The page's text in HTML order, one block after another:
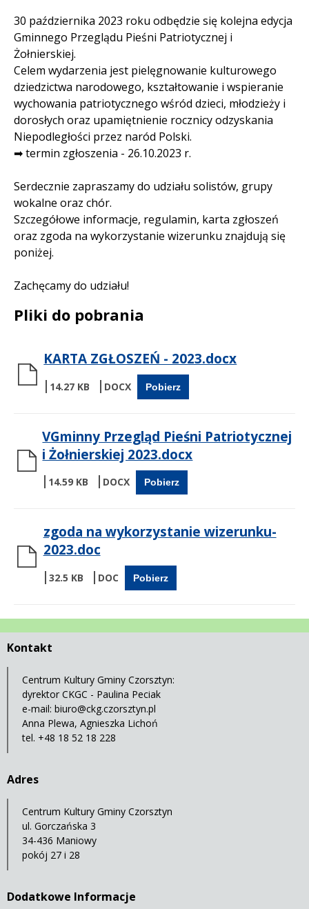
Treść
30 października 2023 roku odbędzie się kolejna edycja
Gminnego Przeglądu Pieśni Patriotycznej i
Żołnierskiej.
Celem wydarzenia jest pielęgnowanie kulturowego
dziedzictwa narodowego, kształtowanie i wspieranie
wychowania patriotycznego wśród dzieci, młodzieży i
dorosłych oraz upamiętnienie rocznicy odzyskania
Niepodległości przez naród Polski.
➡ termin zgłoszenia - 26.10.2023 r.
Serdecznie zapraszamy do udziału solistów, grupy
wokalne oraz chór.
Szczegółowe informacje, regulamin, karta zgłoszeń
oraz zgoda na wykorzystanie wizerunku znajdują się
poniżej.
Zachęcamy do udziału!
Pliki do pobrania
KARTA ZGŁOSZEŃ - 2023.docx
14.27 KB Pobierz
VGminny Przegląd Pieśni Patriotycznej
i Żołnierskiej 2023.docx
14.59 KB Pobierz
zgoda na wykorzystanie wizerunku-
2023.doc
32.5 KB Pobierz
Kontakt
Centrum Kultury Gminy Czorsztyn:
dyrektor CKGC - Paulina Peciak
e-mail: biuro@ckg.czorsztyn.pl
Anna Plewa, Agnieszka Lichoń
tel. +48 18 52 18 228
Adres
Centrum Kultury Gminy Czorsztyn
ul. Gorczańska 3
34-436 Maniowy
pokój 27 i 28
Dodatkowe Informacje